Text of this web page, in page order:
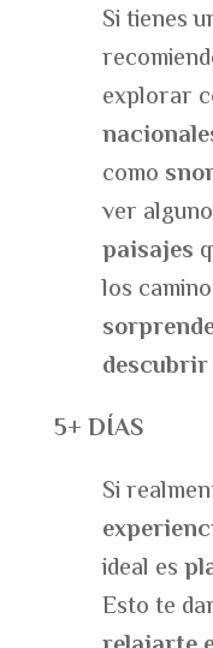
Si tienes
explorar
como
ver
paisajes
los
5+ DÍAS
Si
ideal es
Esto te